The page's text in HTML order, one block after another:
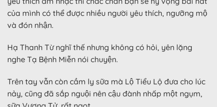
của mình có thể được nhiều người yêu thích, ngưỡng mộ
và đón nhận.
Hạ Thanh Từ nghĩ thế nhưng không có hỏi, yên lặng
nghe Tạ Bệnh Miễn nói chuyện.
Trên tay vẫn còn cầm ly sữa mà Lộ Tiểu Lộ đưa cho lúc
nảy, cũng đã sắp nguội nên cậu đành nhấp một ngụm,